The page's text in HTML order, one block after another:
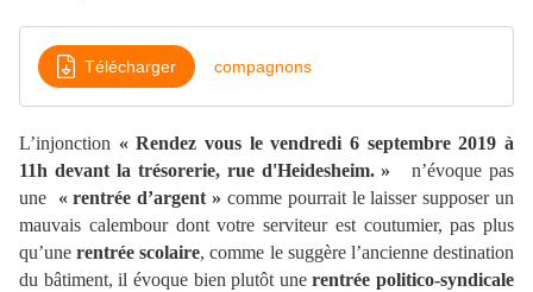
Télécharger compagnons
L’injonction « Rendez vous le vendredi 6 septembre 2019 à
11h devant la trésorerie, rue d'Heidesheim. » n’évoque pas
une « rentrée d’argent » comme pourrait le laisser supposer un
mauvais calembour dont votre serviteur est coutumier, pas plus
qu’unerentrée scolaire, comme le suggère l’ancienne destination
du bâtiment, il évoque bien plutôt unerentrée politico-syndicale